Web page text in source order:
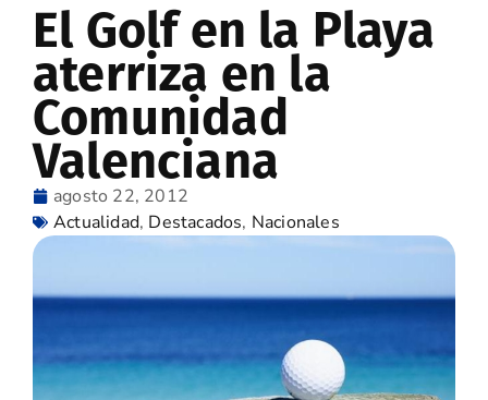
El Golf en la Playa
aterriza en la
Comunidad
Valenciana
agosto 22, 2012
Actualidad, Destacados, Nacionales